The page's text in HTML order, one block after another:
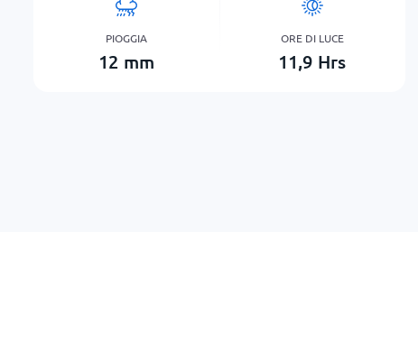
PIOGGIA
12 mm
ORE DI LUCE
11,9 Hrs